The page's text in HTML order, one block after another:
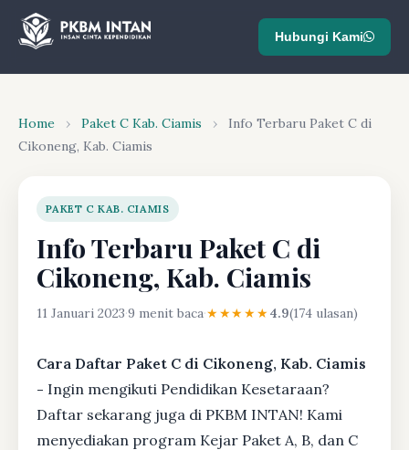
Hubungi Kami
Home › Paket C Kab. Ciamis ›
Info Terbaru Paket C di
Cikoneng, Kab. Ciamis
PAKET C KAB. CIAMIS
Info Terbaru Paket C di
Cikoneng, Kab. Ciamis
11 Januari 2023·9 menit baca·★★★★★4.9(174 ulasan)
Cara Daftar Paket C di Cikoneng, Kab. Ciamis
- Ingin mengikuti Pendidikan Kesetaraan?
Daftar sekarang juga di PKBM INTAN! Kami
menyediakan program Kejar Paket A, B, dan C